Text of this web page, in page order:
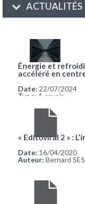
ACTUALITÉS
Énergie et
accéléré en
Date: 22/07/2024
Type: A savoir
« Editoviral 2 » :
Date: 16/04/2020
Auteur: Bernard